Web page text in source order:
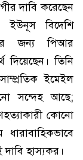
দাবি করেছেন
বিদেশি
জন্য পিআর
দিয়েছেন। তিনি
ইমেইল
সন্দেহ আছে;
কোনো
হাস্যকর।